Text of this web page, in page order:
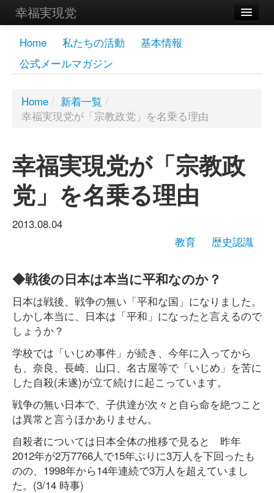
幸福実現党
メンバーズページ
党員
お問い合わせ
Home 私たちの活動
基本情報
公式メールマガジン
Home / 新着一覧 /
幸福実現党が「宗教政党」を名乗る理由
幸福実現党が「宗教政
党」を名乗る理由
2013.08.04
教育
歴史認識
◆戦後の日本は本当に平和なのか？
日本は戦後、戦争の無い「平和な国」になりました。
しかし本当に、日本は「平和」になったと言えるので
しょうか？
学校では「いじめ事件」が続き、今年に入ってから
も、奈良、長崎、山口、名古屋等で「いじめ」を苦に
した自殺(未遂)が立て続けに起こっています。
戦争の無い日本で、子供達が次々と自ら命を絶つこと
は異常と言うほかありません。
自殺者については日本全体の推移で見ると 昨年
2012年が2万7766人で15年ぶりに3万人を下回ったも
のの、1998年から14年連続で3万人を超えていまし
た。(3/14 時事)